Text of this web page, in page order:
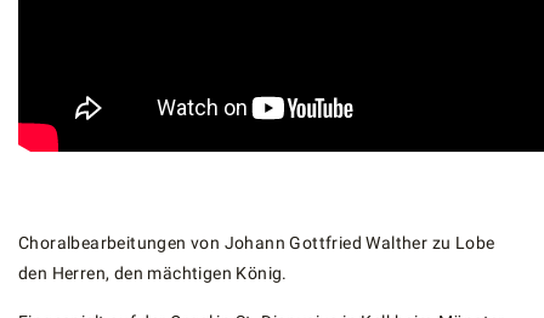
Choralbearbeitungen von Johann Gottfried Walther zu Lobe
den Herren, den mächtigen König.